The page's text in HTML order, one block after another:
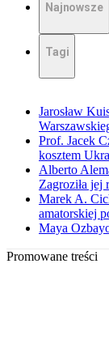
Najnowsze
Tagi
Jarosław
Prof. Jacek
kosztem
Alberto
Zagroziła jej
Marek A.
amatorskiej
Maya
Promowane treści